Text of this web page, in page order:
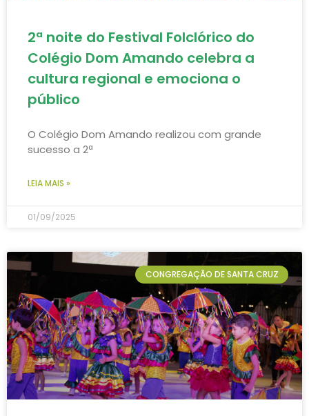
2ª noite do Festival Folclórico do
Colégio Dom Amando celebra a
cultura regional e emociona o
público
O Colégio Dom Amando realizou com grande
sucesso a 2ª
LEIA MAIS »
01/09/2025
CONGREGAÇÃO DE SANTA CRUZ